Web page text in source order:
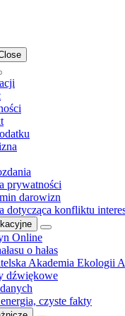
prywatności
darowizn
dotycząca konfliktu
Online
o hałas
Akademia Ekologii
dźwiękowe
czyste fakty